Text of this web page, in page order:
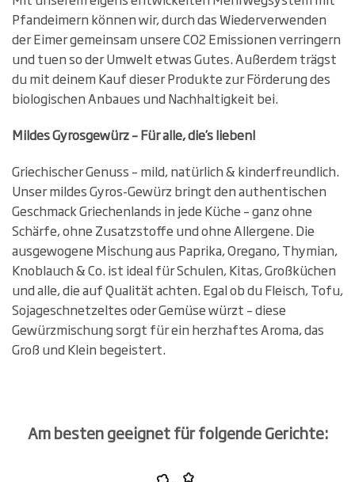
Pfandeimern können wir, durch das Wiederverwenden
der Eimer gemeinsam unsere CO2 Emissionen verringern
und tuen so der Umwelt etwas Gutes. Außerdem trägst
du mit deinem Kauf dieser Produkte zur Förderung des
biologischen Anbaues und Nachhaltigkeit bei.
Mildes Gyrosgewürz – Für alle, die’s lieben!
Griechischer Genuss – mild, natürlich & kinderfreundlich.
Unser mildes Gyros-Gewürz bringt den authentischen
Geschmack Griechenlands in jede Küche – ganz ohne
Schärfe, ohne Zusatzstoffe und ohne Allergene. Die
ausgewogene Mischung aus Paprika, Oregano, Thymian,
Knoblauch & Co. ist ideal für Schulen, Kitas, Großküchen
und alle, die auf Qualität achten. Egal ob du Fleisch, Tofu,
Sojageschnetzeltes oder Gemüse würzt – diese
Gewürzmischung sorgt für ein herzhaftes Aroma, das
Groß und Klein begeistert.
Am besten geeignet für folgende Gerichte: